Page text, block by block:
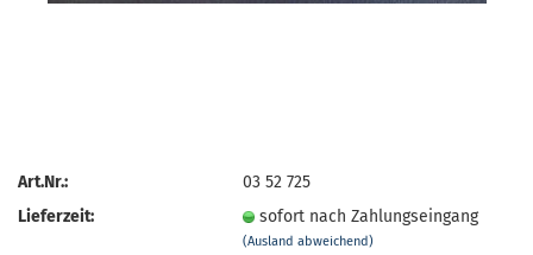
Art.Nr.:
03 52 725
Lieferzeit:
sofort nach Zahlungseingang
(Ausland abweichend)